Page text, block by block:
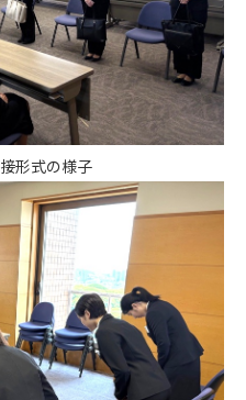
接形式の様子